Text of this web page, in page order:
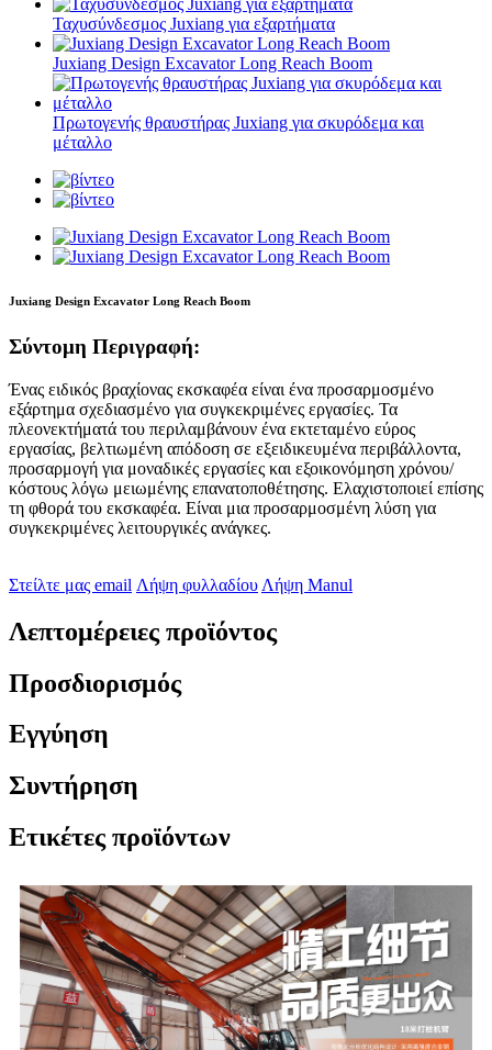
Ταχυσύνδεσμος Juxiang για εξαρτήματα
Juxiang Design Excavator Long Reach Boom
Πρωτογενής θραυστήρας Juxiang για σκυρόδεμα και
μέταλλο
Juxiang Design Excavator Long Reach Boom
Σύντομη Περιγραφή:
Ένας ειδικός βραχίονας εκσκαφέα είναι ένα προσαρμοσμένο
εξάρτημα σχεδιασμένο για συγκεκριμένες εργασίες. Τα
πλεονεκτήματά του περιλαμβάνουν ένα εκτεταμένο εύρος
εργασίας, βελτιωμένη απόδοση σε εξειδικευμένα περιβάλλοντα,
προσαρμογή για μοναδικές εργασίες και εξοικονόμηση χρόνου/
κόστους λόγω μειωμένης επανατοποθέτησης. Ελαχιστοποιεί επίσης
τη φθορά του εκσκαφέα. Είναι μια προσαρμοσμένη λύση για
συγκεκριμένες λειτουργικές ανάγκες.
Στείλτε μας email Λήψη φυλλαδίου Λήψη Manul
Λεπτομέρειες προϊόντος
Προσδιορισμός
Εγγύηση
Συντήρηση
Ετικέτες προϊόντων